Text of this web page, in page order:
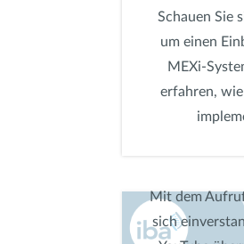
Schauen Sie
um einen
MEXi-
erfahren, wie
Mit dem
sich